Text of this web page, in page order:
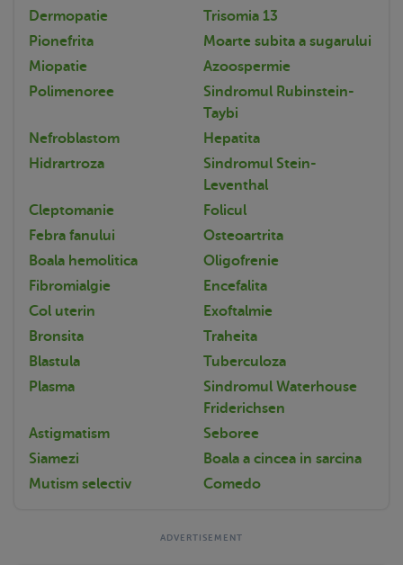
Dermopatie
Trisomia 13
Pionefrita
Moarte subita a sugarului
Miopatie
Azoospermie
Polimenoree
Sindromul Rubinstein-
Taybi
Nefroblastom
Hepatita
Hidrartroza
Sindromul Stein-
Leventhal
Cleptomanie
Folicul
Febra fanului
Osteoartrita
Boala hemolitica
Oligofrenie
Fibromialgie
Encefalita
Col uterin
Exoftalmie
Bronsita
Traheita
Blastula
Tuberculoza
Plasma
Sindromul Waterhouse
Friderichsen
Astigmatism
Seboree
Siamezi
Boala a cincea in sarcina
Mutism selectiv
Comedo